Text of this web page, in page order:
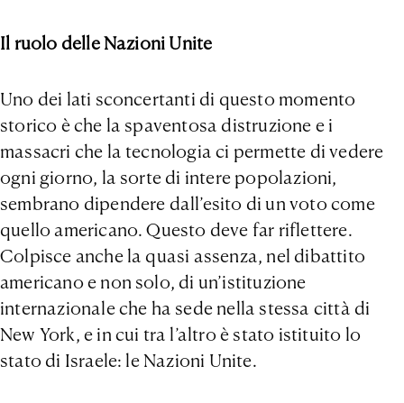
Il ruolo delle Nazioni Unite
Uno dei lati sconcertanti di questo momento
storico è che la spaventosa distruzione e i
massacri che la tecnologia ci permette di vedere
ogni giorno, la sorte di intere popolazioni,
sembrano dipendere dall’esito di un voto come
quello americano. Questo deve far riflettere.
Colpisce anche la quasi assenza, nel dibattito
americano e non solo, di un’istituzione
internazionale che ha sede nella stessa città di
New York, e in cui tra l’altro è stato istituito lo
stato di Israele: le Nazioni Unite.